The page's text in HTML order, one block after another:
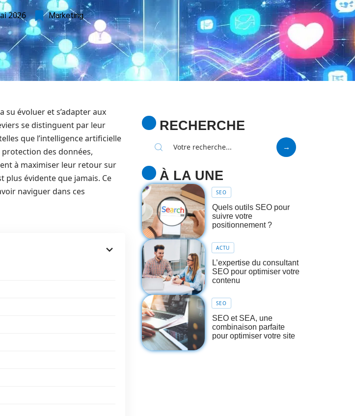
2026 Marketing
évoluer et s’adapter aux
se distinguent par leur
que l’intelligence artificielle
des données,
à maximiser leur retour sur
plus évidente que jamais. Ce
naviguer dans ces
RECHERCHE
À LA UNE
SEO
Quels outils SEO pour
suivre votre
positionnement ?
ACTU
L’expertise du consultant
SEO pour optimiser votre
contenu
SEO
SEO et SEA, une
combinaison parfaite
pour optimiser votre site